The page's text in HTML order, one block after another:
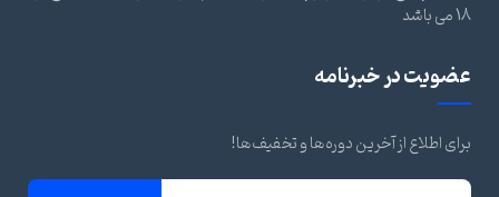
18 می باشد
عضویت در خبرنامه
برای اطلاع از آخرین دوره‌ها و تخفیف‌ها!